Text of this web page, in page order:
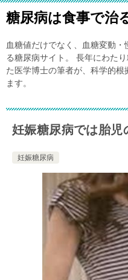
糖尿病は食事で治
血糖値だけでなく、血糖変動・
る糖尿病サイト。 長年にわた
た医学博士の筆者が、科学的
ます。
妊娠糖尿病では胎児
妊娠糖尿病